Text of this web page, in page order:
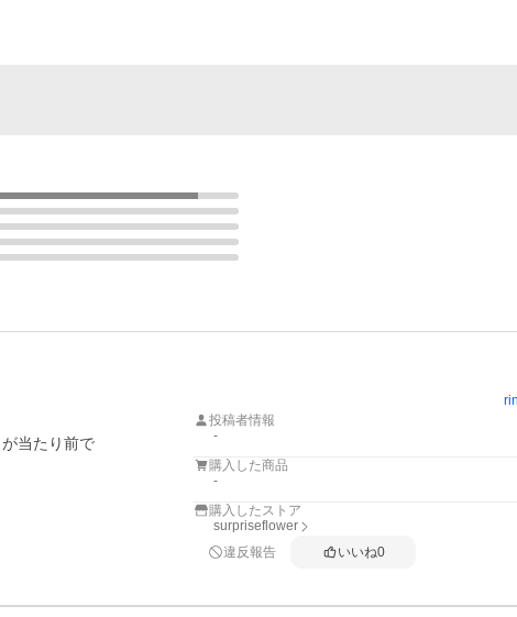
当たり前で
投稿者情報
-
購入した商品
-
購入したストア
surpriseflower
違反報告
いいね0